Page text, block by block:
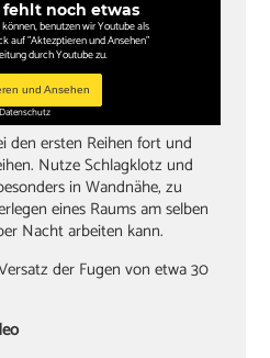
fehlt noch etwas
benutzen wir Youtube als
auf "Aktezptieren und Ansehen"
durch Youtube zu.
und Ansehen
den ersten Reihen fort und
Nutze Schlagklotz und
in Wandnähe, zu
eines Raums am selben
Nacht arbeiten kann.
der Fugen von etwa 30